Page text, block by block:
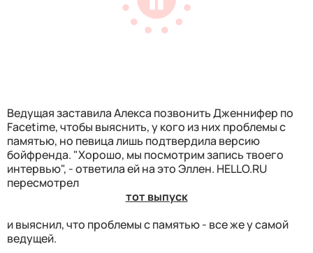
Ведущая заставила Алекса позвонить Дженнифер по
Facetime, чтобы выяснить, у кого из них проблемы с
памятью, но певица лишь подтвердила версию
бойфренда. "Хорошо, мы посмотрим запись твоего
интервью", - ответила ей на это Эллен. HELLO.RU
пересмотрел
тот выпуск
и выяснил, что проблемы с памятью - все же у самой
ведущей.